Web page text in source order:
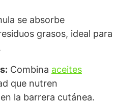
se absorbe
grasos, ideal para
Combina aceites
que nutren
la barrera cutánea.